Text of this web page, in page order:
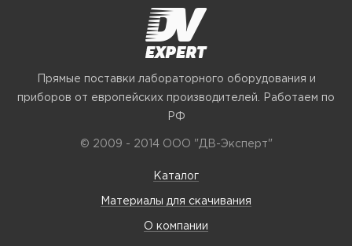
Прямые поставки лабораторного оборудования и
приборов от европейских производителей. Работаем по
РФ
© 2009 - 2014 ООО "ДВ-Эксперт"
Каталог
Материалы для скачивания
О компании